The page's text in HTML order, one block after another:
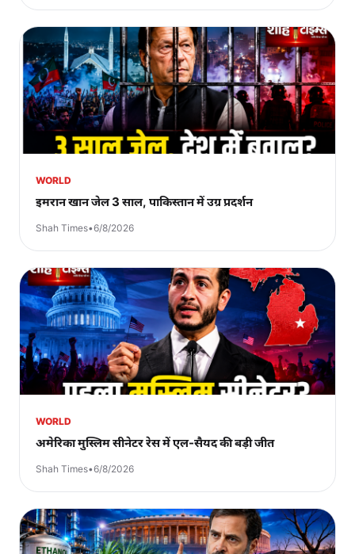
WORLD
इमरान खान जेल 3 साल, पाकिस्तान में उग्र प्रदर्शन
Shah Times•6/8/2026
WORLD
अमेरिका मुस्लिम सीनेटर रेस में एल-सैयद की बड़ी जीत
Shah Times•6/8/2026